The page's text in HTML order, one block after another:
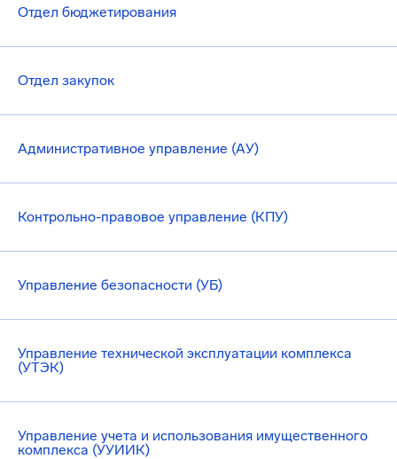
Отдел бюджетирования
Отдел закупок
Административное управление (АУ)
Контрольно-правовое управление (КПУ)
Управление безопасности (УБ)
Управление технической эксплуатации комплекса
(УТЭК)
Управление учета и использования имущественного
комплекса (УУИИК)